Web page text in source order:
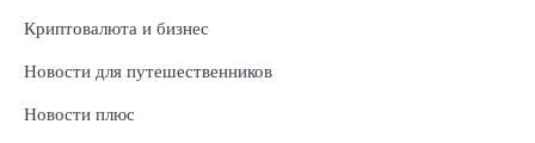
Криптовалюта и бизнес
Новости для путешественников
Новости плюс